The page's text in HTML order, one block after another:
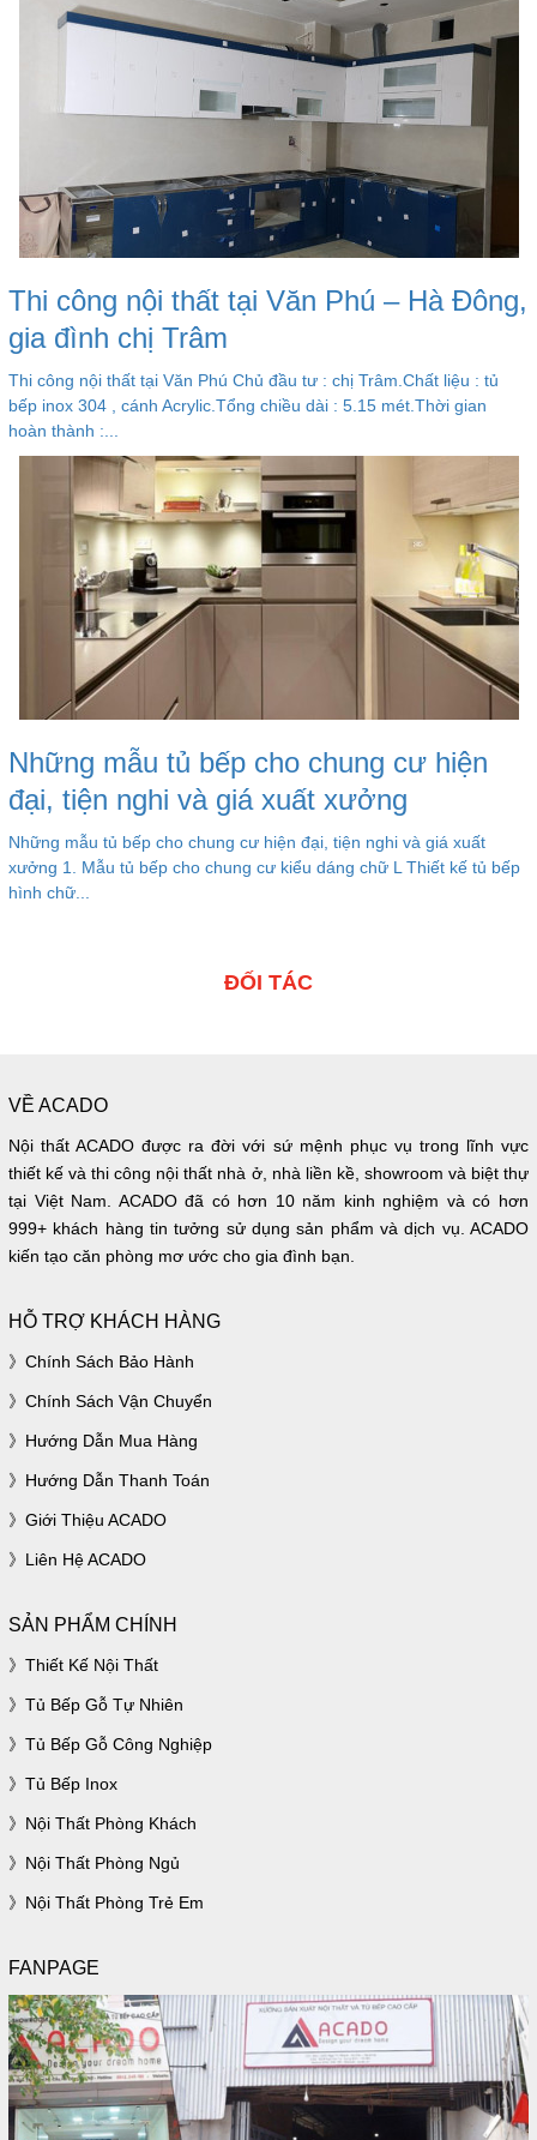
Thi công nội thất tại Văn Phú – Hà Đông,
gia đình chị Trâm
Thi công nội thất tại Văn Phú Chủ đầu tư : chị Trâm.Chất liệu : tủ
bếp inox 304 , cánh Acrylic.Tổng chiều dài : 5.15 mét.Thời gian
hoàn thành :...
Những mẫu tủ bếp cho chung cư hiện
đại, tiện nghi và giá xuất xưởng
Những mẫu tủ bếp cho chung cư hiện đại, tiện nghi và giá xuất
xưởng 1. Mẫu tủ bếp cho chung cư kiểu dáng chữ L Thiết kế tủ bếp
hình chữ...
ĐỐI TÁC
VỀ ACADO
Nội thất ACADO được ra đời với sứ mệnh phục vụ trong lĩnh vực
thiết kế và thi công nội thất nhà ở, nhà liền kề, showroom và biệt thự
tại Việt Nam. ACADO đã có hơn 10 năm kinh nghiệm và có hơn
999+ khách hàng tin tưởng sử dụng sản phẩm và dịch vụ. ACADO
kiến tạo căn phòng mơ ước cho gia đình bạn.
HỖ TRỢ KHÁCH HÀNG
Chính Sách Bảo Hành
Chính Sách Vận Chuyển
Hướng Dẫn Mua Hàng
Hướng Dẫn Thanh Toán
Giới Thiệu ACADO
Liên Hệ ACADO
SẢN PHẨM CHÍNH
Thiết Kế Nội Thất
Tủ Bếp Gỗ Tự Nhiên
Tủ Bếp Gỗ Công Nghiệp
Tủ Bếp Inox
Nội Thất Phòng Khách
Nội Thất Phòng Ngủ
Nội Thất Phòng Trẻ Em
FANPAGE